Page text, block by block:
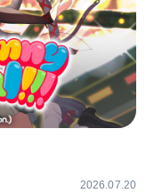
2026.07.20